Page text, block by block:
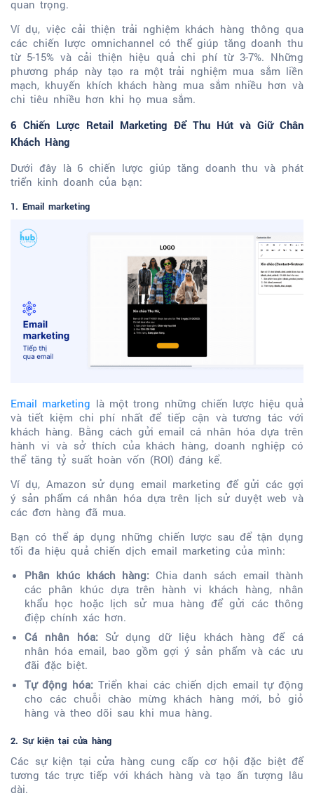
quan trọng.
Ví dụ, việc cải thiện trải nghiệm khách hàng thông qua
các chiến lược omnichannel có thể giúp tăng doanh thu
từ 5-15% và cải thiện hiệu quả chi phí từ 3-7%. Những
phương pháp này tạo ra một trải nghiệm mua sắm liền
mạch, khuyến khích khách hàng mua sắm nhiều hơn và
chi tiêu nhiều hơn khi họ mua sắm.
6 Chiến Lược Retail Marketing Để Thu Hút và Giữ Chân
Khách Hàng
Dưới đây là 6 chiến lược giúp tăng doanh thu và phát
triển kinh doanh của bạn:
1. Email marketing
Email marketing là một trong những chiến lược hiệu quả
và tiết kiệm chi phí nhất để tiếp cận và tương tác với
khách hàng. Bằng cách gửi email cá nhân hóa dựa trên
hành vi và sở thích của khách hàng, doanh nghiệp có
thể tăng tỷ suất hoàn vốn (ROI) đáng kể.
Ví dụ, Amazon sử dụng email marketing để gửi các gợi
ý sản phẩm cá nhân hóa dựa trên lịch sử duyệt web và
các đơn hàng đã mua.
Bạn có thể áp dụng những chiến lược sau để tận dụng
tối đa hiệu quả chiến dịch email marketing của mình:
Phân khúc khách hàng:Chia danh sách email thành
các phân khúc dựa trên hành vi khách hàng, nhân
khẩu học hoặc lịch sử mua hàng để gửi các thông
điệp chính xác hơn.
Cá nhân hóa:Sử dụng dữ liệu khách hàng để cá
nhân hóa email, bao gồm gợi ý sản phẩm và các ưu
đãi đặc biệt.
Tự động hóa: Triển khai các chiến dịch email tự động
cho các chuỗi chào mừng khách hàng mới, bỏ giỏ
hàng và theo dõi sau khi mua hàng.
2. Sự kiện tại cửa hàng
Các sự kiện tại cửa hàng cung cấp cơ hội đặc biệt để
tương tác trực tiếp với khách hàng và tạo ấn tượng lâu
dài.